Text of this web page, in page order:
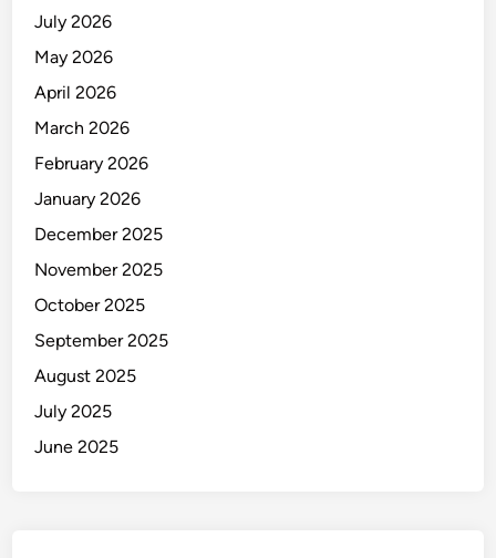
July 2026
May 2026
April 2026
March 2026
February 2026
January 2026
December 2025
November 2025
October 2025
September 2025
August 2025
July 2025
June 2025